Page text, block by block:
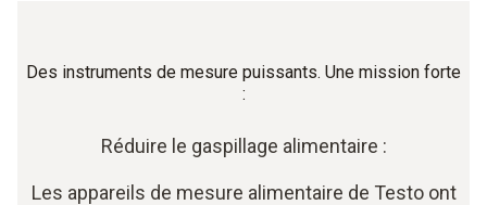
Des instruments de mesure puissants. Une mission forte
:
Réduire le gaspillage alimentaire :
Les appareils de mesure alimentaire de Testo ont